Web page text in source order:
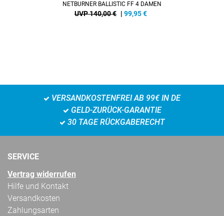
NETBURNER BALLISTIC FF 4 DAMEN
UVP 140,00 € | 99,95€
VERSANDKOSTENFREI AB 99€ IN DE
GELD-ZURÜCK-GARANTIE
30 TAGE RÜCKGABERECHT
SERVICE
Vertrag widerrufen
Hilfe und Kontakt
Versandkosten
Zahlungsarten